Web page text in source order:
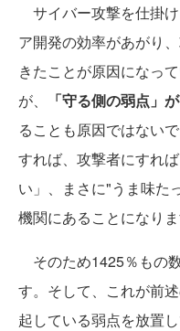
サイバー攻撃を仕掛
ア開発の効率があがり
きたことが原因になっ
が、
「守る側の弱点」
ることも原因ではない
すれば、攻撃者にすれ
い」、まさに"うま味た
機関にあることになりま
そのため1425％もの
す。そして、これが前
起している弱点を放置